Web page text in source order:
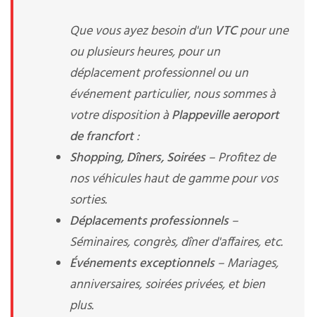
Que vous ayez besoin d'un VTCpour une
ou plusieurs heures, pour un
déplacement professionnel ou un
événement particulier, nous sommes à
votre disposition àPlappeville aeroport
de francfort:
Shopping, Dîners, Soirées– Profitez de
nos véhicules haut de gamme pour vos
sorties.
Déplacements professionnels–
Séminaires, congrès, dîner d'affaires, etc.
Événements exceptionnels– Mariages,
anniversaires, soirées privées, et bien
plus.